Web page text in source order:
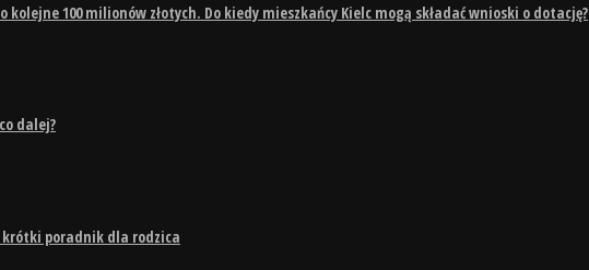
kolejne 100 milionów złotych. Do kiedy mieszkańcy Kielc mogą składać wnioski o dotację?
dalej?
poradnik dla rodzica